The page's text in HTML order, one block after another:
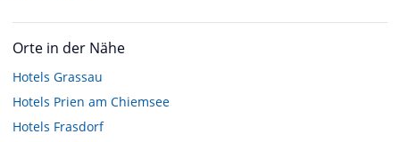
Orte in der Nähe
Hotels Grassau
Hotels Prien am Chiemsee
Hotels Frasdorf